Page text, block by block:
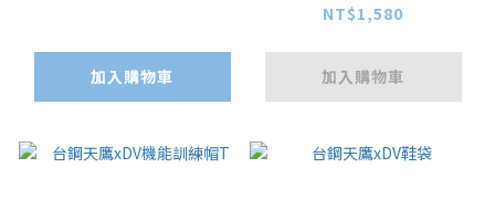
加入購物車
NT$1,580
加入購物車